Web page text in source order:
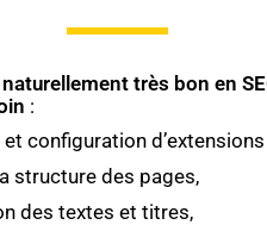
très bon en
:
configuration d’extensions
structure des pages,
des textes et titres,